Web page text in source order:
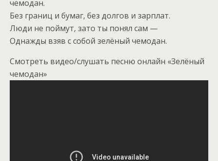
чемодан.
Без границ и бумаг, без долгов и зарплат.
Люди не поймут, зато ты понял сам —
Однажды взяв с собой зелёный чемодан.
Смотреть видео/слушать песню онлайн «Зелёный
чемодан»